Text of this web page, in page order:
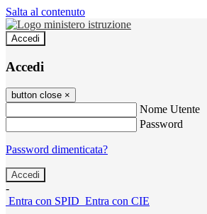
Salta al contenuto
Accedi
Accedi
button close ×
Nome Utente
Password
Password dimenticata?
-
Entra con SPID Entra con CIE